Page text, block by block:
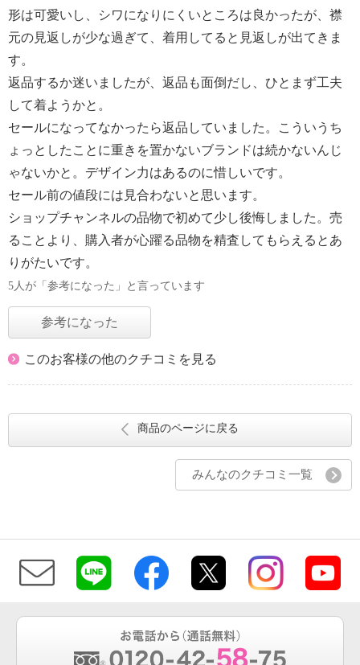
形は可愛いし、シワになりにくいところは良かったが、襟
元の見返しが少な過ぎて、着用してると見返しが出てきま
す。
返品するか迷いましたが、返品も面倒だし、ひとまず工夫
して着ようかと。
セールになってなかったら返品していました。こういうち
ょっとしたことに重きを置かないブランドは続かないんじ
ゃないかと。デザイン力はあるのに惜しいです。
セール前の値段には見合わないと思います。
ショップチャンネルの品物で初めて少し後悔しました。売
ることより、購入者が心躍る品物を精査してもらえるとあ
りがたいです。
5人が「参考になった」と言っています
参考になった
このお客様の他のクチコミを見る
商品のページに戻る
みんなのクチコミ一覧